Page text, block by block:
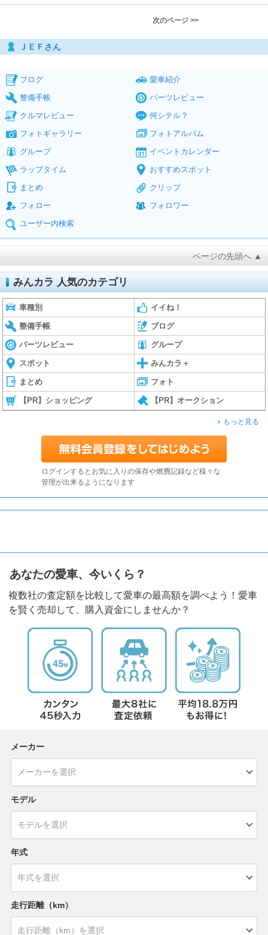
次のページ >>
ＪＥＦさん
ブログ
愛車紹介
整備手帳
パーツレビュー
クルマレビュー
何シテル？
フォトギャラリー
フォトアルバム
グループ
イベントカレンダー
ラップタイム
おすすめスポット
まとめ
クリップ
フォロー
フォロワー
ユーザー内検索
ページの先頭へ ▲
みんカラ 人気のカテゴリ
車種別 イイね！
整備手帳 ブログ
パーツレビュー グループ
スポット みんカラ＋
まとめ フォト
【PR】ショッピング 【PR】オークション
もっと見る
ログインするとお気に入りの保存や燃費記録など様々な
管理が出来るようになります
あなたの愛車、今いくら？
複数社の査定額を比較して愛車の最高額を調べよう！愛車
を賢く売却して、購入資金にしませんか？
メーカー
モデル
年式
走行距離（km）